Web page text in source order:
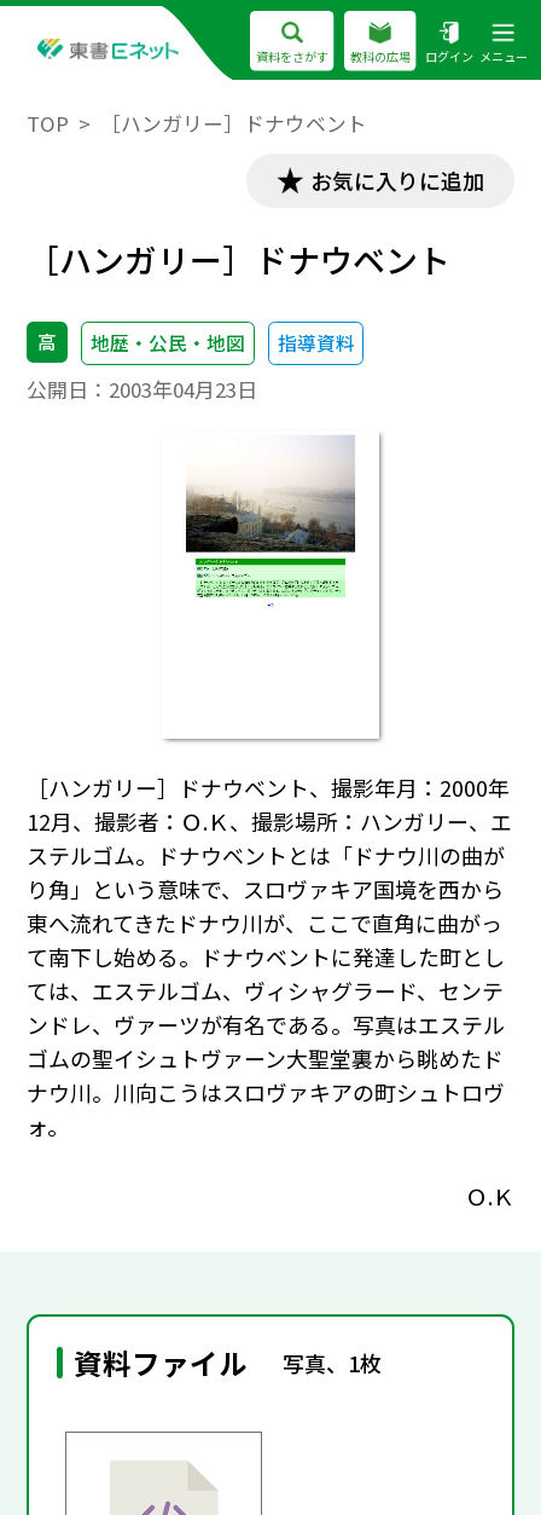
資料をさがす 教科の広場 ログイン メニュー
TOP ［ハンガリー］ドナウベント
お気に入りに追加
［ハンガリー］ドナウベント
高 地歴・公民・地図 指導資料
公開日： 2003年04月23日
［ハンガリー］ドナウベント、撮影年月：2000年
12月、撮影者：Ｏ.Ｋ、撮影場所：ハンガリー、エ
ステルゴム。ドナウベントとは「ドナウ川の曲が
り角」という意味で、スロヴァキア国境を西から
東へ流れてきたドナウ川が、ここで直角に曲がっ
て南下し始める。ドナウベントに発達した町とし
ては、エステルゴム、ヴィシャグラード、センテ
ンドレ、ヴァーツが有名である。写真はエステル
ゴムの聖イシュトヴァーン大聖堂裏から眺めたド
ナウ川。川向こうはスロヴァキアの町シュトロヴ
ォ。
Ｏ.Ｋ
資料ファイル 写真、1枚